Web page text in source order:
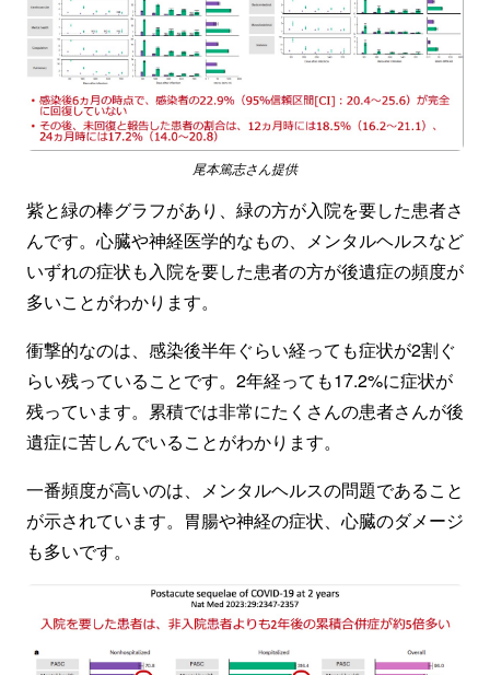
尾本篤志さん提供
紫と緑の棒グラフがあり、緑の方が入院を要した患者さ
んです。心臓や神経医学的なもの、メンタルヘルスなど
いずれの症状も入院を要した患者の方が後遺症の頻度が
多いことがわかります。
衝撃的なのは、感染後半年ぐらい経っても症状が2割ぐ
らい残っていることです。2年経っても17.2%に症状が
残っています。累積では非常にたくさんの患者さんが後
遺症に苦しんでいることがわかります。
一番頻度が高いのは、メンタルヘルスの問題であること
が示されています。胃腸や神経の症状、心臓のダメージ
も多いです。